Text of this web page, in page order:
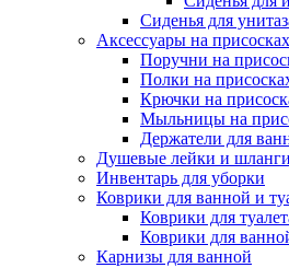
Сиденья для
Аксессуары на присосках
Поручни на
Полки на
Крючки на
Мыльницы на
Держатели для
Душевые лейки и шланги
Инвентарь для уборки
Коврики для ванной и
Коврики для
Коврики для
Карнизы для ванной